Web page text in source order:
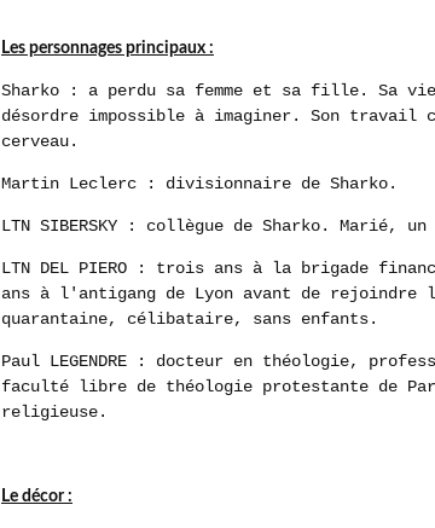
Les personnages principaux :
Sharko : a perdu sa femme et sa fille. Sa
désordre impossible à imaginer. Son travail
cerveau.
Martin Leclerc : divisionnaire de Sharko.
LTN SIBERSKY : collègue de Sharko. Marié,
LTN DEL PIERO : trois ans à la brigade
ans à l'antigang de Lyon avant de
quarantaine, célibataire, sans enfants.
Paul LEGENDRE : docteur en théologie,
faculté libre de théologie protestante de
religieuse.
Le décor :